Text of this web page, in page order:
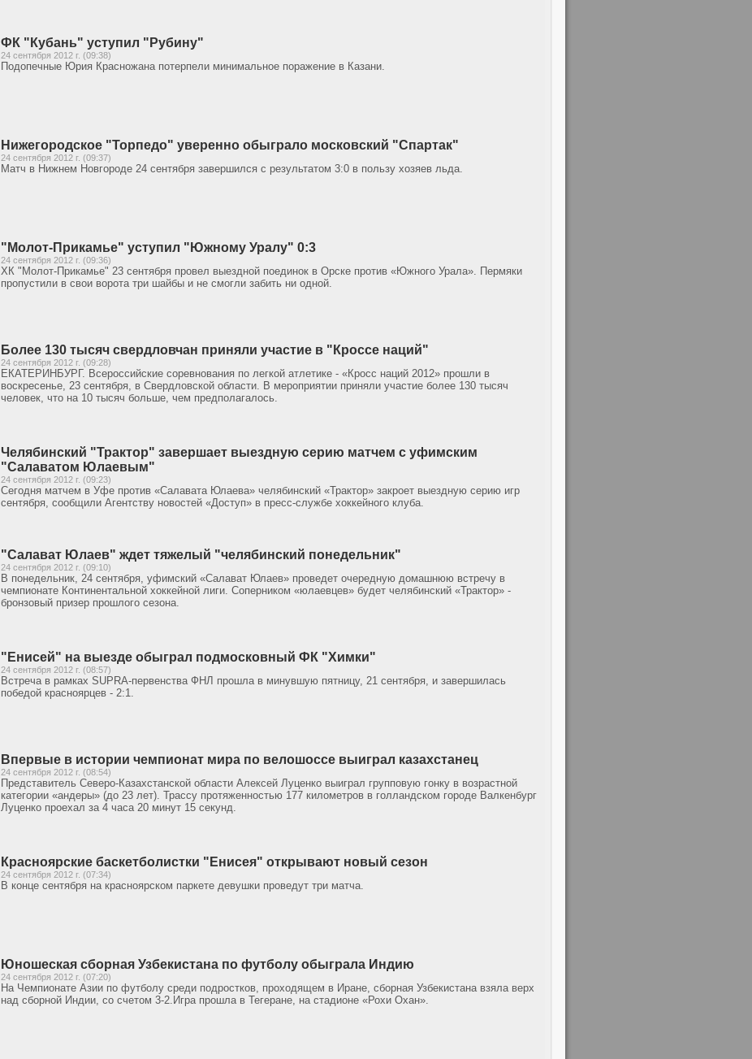
ФК "Кубань" уступил "Рубину"
24 сентября 2012 г. (09:38)
Подопечные Юрия Красножана потерпели минимальное поражение в Казани.
Нижегородское "Торпедо" уверенно обыграло московский "Спартак"
24 сентября 2012 г. (09:37)
Матч в Нижнем Новгороде 24 сентября завершился с результатом 3:0 в пользу хозяев льда.
"Молот-Прикамье" уступил "Южному Уралу" 0:3
24 сентября 2012 г. (09:36)
ХК "Молот-Прикамье" 23 сентября провел выездной поединок в Орске против «Южного Урала». Пермяки
пропустили в свои ворота три шайбы и не смогли забить ни одной.
Более 130 тысяч свердловчан приняли участие в "Кроссе наций"
24 сентября 2012 г. (09:28)
ЕКАТЕРИНБУРГ. Всероссийские соревнования по легкой атлетике - «Кросс наций 2012» прошли в
воскресенье, 23 сентября, в Свердловской области. В мероприятии приняли участие более 130 тысяч
человек, что на 10 тысяч больше, чем предполагалось.
Челябинский "Трактор" завершает выездную серию матчем с уфимским
"Салаватом Юлаевым"
24 сентября 2012 г. (09:23)
Сегодня матчем в Уфе против «Салавата Юлаева» челябинский «Трактор» закроет выездную серию игр
сентября, сообщили Агентству новостей «Доступ» в пресс-службе хоккейного клуба.
"Салават Юлаев" ждет тяжелый "челябинский понедельник"
24 сентября 2012 г. (09:10)
В понедельник, 24 сентября, уфимский «Салават Юлаев» проведет очередную домашнюю встречу в
чемпионате Континентальной хоккейной лиги. Соперником «юлаевцев» будет челябинский «Трактор» -
бронзовый призер прошлого сезона.
"Енисей" на выезде обыграл подмосковный ФК "Химки"
24 сентября 2012 г. (08:57)
Встреча в рамках SUPRA-первенства ФНЛ прошла в минувшую пятницу, 21 сентября, и завершилась
победой красноярцев - 2:1.
Впервые в истории чемпионат мира по велошоссе выиграл казахстанец
24 сентября 2012 г. (08:54)
Представитель Северо-Казахстанской области Алексей Луценко выиграл групповую гонку в возрастной
категории «андеры» (до 23 лет). Трассу протяженностью 177 километров в голландском городе Валкенбург
Луценко проехал за 4 часа 20 минут 15 секунд.
Красноярские баскетболистки "Енисея" открывают новый сезон
24 сентября 2012 г. (07:34)
В конце сентября на красноярском паркете девушки проведут три матча.
Юношеская сборная Узбекистана по футболу обыграла Индию
24 сентября 2012 г. (07:20)
На Чемпионате Азии по футболу среди подростков, проходящем в Иране, сборная Узбекистана взяла верх
над сборной Индии, со счетом 3-2.Игра прошла в Тегеране, на стадионе «Рохи Охан».